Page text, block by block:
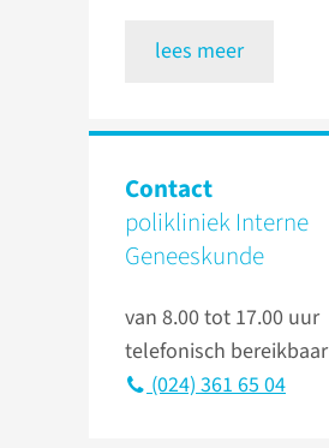
lees meer
Contact
polikliniek Interne
Geneeskunde
van 8.00 tot 17.00 uur
telefonisch bereikbaar
(024) 361 65 04